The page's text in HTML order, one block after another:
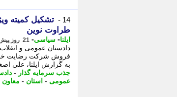
14 -
تشکیل کمیته
طراوت نوین
ایلنا- سیاسی- 21 روز پیش - یکشنبه 28 تیر 1405، 14:52
دادستان عمومی و
فروش شرکت رضایت
به گزارش ایلنا، علی
جذب سرمایه گذار -
عمومی - استان - معاون